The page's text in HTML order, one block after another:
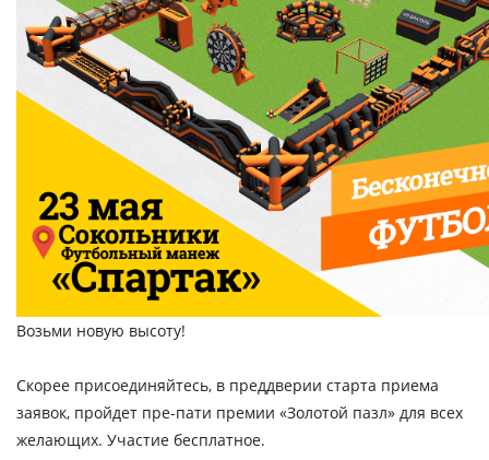
Возьми новую высоту!
Скорее присоединяйтесь, в преддверии старта приема
заявок, пройдет пре-пати премии «Золотой пазл» для всех
желающих. Участие бесплатное.